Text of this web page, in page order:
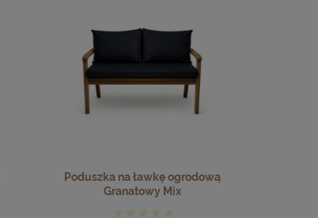
Poduszka na ławkę ogrodową
Granatowy Mix